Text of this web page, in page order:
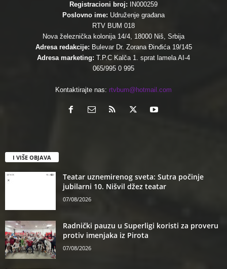
Registracioni broj:
IN000259
Poslovno ime: Udruženje građana
RTV BUM 018
Nova železnička kolonija 14/4, 18000 Niš, Srbija
Adresa redakcije: Bulevar Dr. Zorana Đinđića 19/145
Adresa marketing: T.P.C Kalča 1. sprat lamela AI-4
065/995 0 995
Kontaktirajte nas: rtvbum@hotmail.com
I VIŠE OBJAVA
Teatar uznemirenog sveta: Sutra počinje
jubilarni 10. Nišvil džez teatar
07/08/2026
Radnički pauzu u Superligi koristi za proveru
protiv imenjaka iz Pirota
07/08/2026